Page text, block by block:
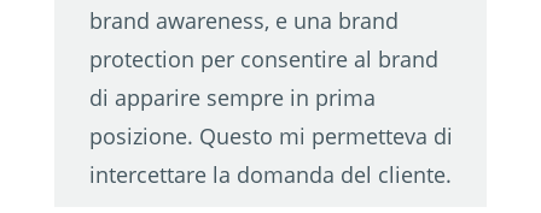
brand awareness, e una brand
protection per consentire al brand
di apparire sempre in prima
posizione. Questo mi permetteva di
intercettare la domanda del cliente.